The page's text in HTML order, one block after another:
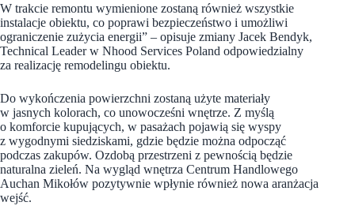
W trakcie remontu wymienione zostaną również wszystkie
instalacje obiektu, co poprawi bezpieczeństwo i umożliwi
ograniczenie zużycia energii” – opisuje zmiany Jacek Bendyk,
Technical Leader w Nhood Services Poland odpowiedzialny
za realizację remodelingu obiektu.
Do wykończenia powierzchni zostaną użyte materiały
w jasnych kolorach, co unowocześni wnętrze. Z myślą
o komforcie kupujących, w pasażach pojawią się wyspy
z wygodnymi siedziskami, gdzie będzie można odpocząć
podczas zakupów. Ozdobą przestrzeni z pewnością będzie
naturalna zieleń. Na wygląd wnętrza Centrum Handlowego
Auchan Mikołów pozytywnie wpłynie również nowa aranżacja
wejść.